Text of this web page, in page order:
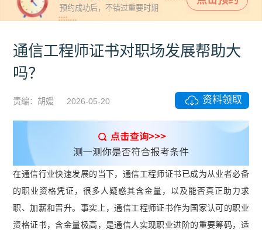
预约成功后，不错过重要时期
通信工程师证书对职场发展帮助大
吗？
责编：胡媛 2026-05-20 资料领取
在通信行业快速发展的当下，通信工程师证书已成为从业者必备
的职业资格凭证，很多人疑惑其含金量，以及能否真正助力求
职、加薪和晋升。事实上，通信工程师证书作为国家认可的职业
资格证书，含金量极高，是通信人实现职业进阶的重要筹码，适